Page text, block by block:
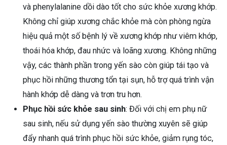
và phenylalanine dồi dào tốt cho sức khỏe xương khớp.
Không chỉ giúp xương chắc khỏe mà còn phòng ngừa
hiệu quả một số bệnh lý về xương khớp như viêm khớp,
thoái hóa khớp, đau nhức và loãng xương. Không những
vậy, các thành phần trong yến sào còn giúp tái tạo và
phục hồi những thương tổn tại sụn, hỗ trợ quá trình vận
hành khớp dễ dàng và trơn tru hơn.
Phục hồi sức khỏe sau sinh: Đối với chị em phụ nữ
sau sinh, nếu sử dụng yến sào thường xuyên sẽ giúp
đẩy nhanh quá trình phục hồi sức khỏe, giảm rụng tóc,